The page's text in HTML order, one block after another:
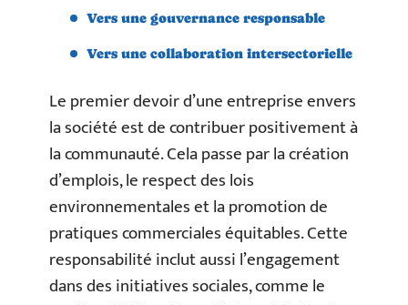
Vers une gouvernance responsable
Vers une collaboration intersectorielle
Le premier devoir d’une entreprise envers
la société est de contribuer positivement à
la communauté. Cela passe par la création
d’emplois, le respect des lois
environnementales et la promotion de
pratiques commerciales équitables. Cette
responsabilité inclut aussi l’engagement
dans des initiatives sociales, comme le